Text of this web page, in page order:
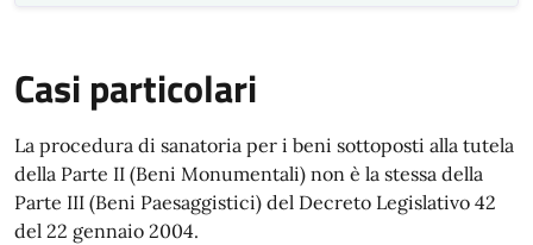
Casi particolari
La procedura di sanatoria per i beni sottoposti alla tutela
della Parte II (Beni Monumentali) non è la stessa della
Parte III (Beni Paesaggistici) del Decreto Legislativo 42
del 22 gennaio 2004.